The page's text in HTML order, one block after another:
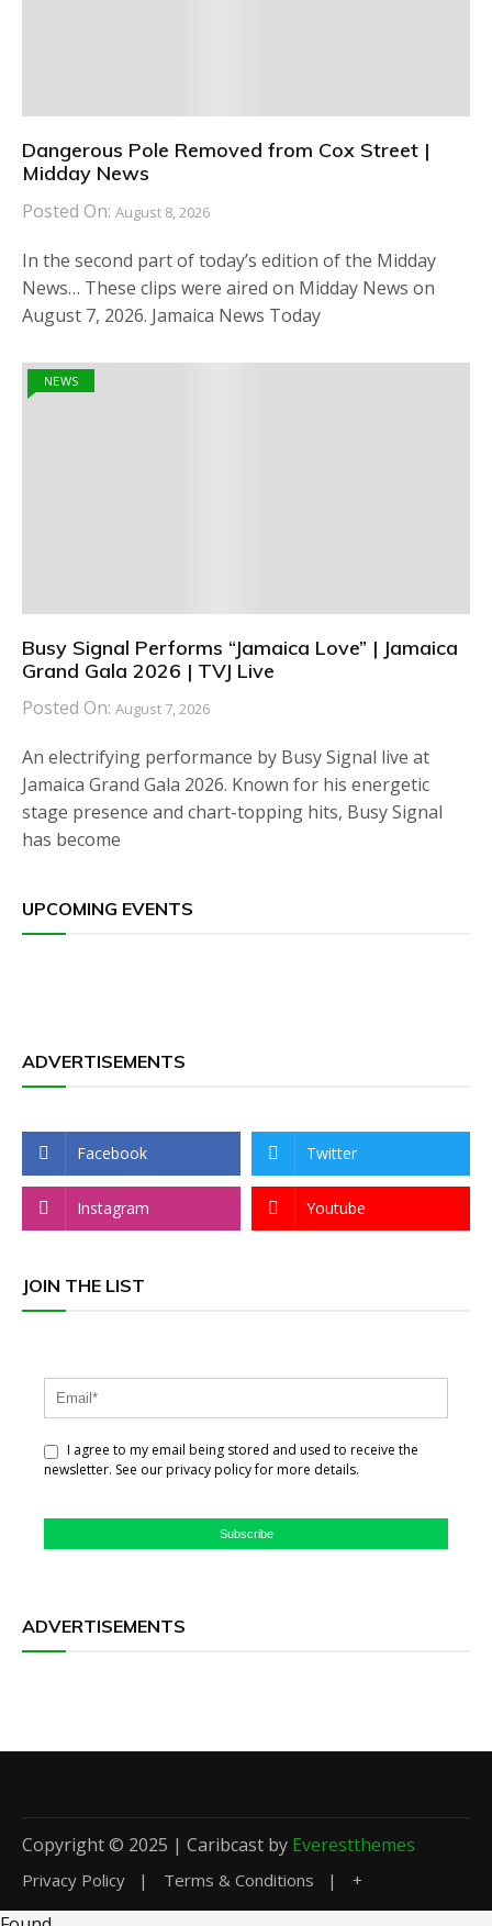
Dangerous Pole Removed from Cox Street |
Midday News
Posted On: August 8, 2026
In the second part of today’s edition of the Midday
News… These clips were aired on Midday News on
August 7, 2026. Jamaica News Today
NEWS
Busy Signal Performs “Jamaica Love” | Jamaica
Grand Gala 2026 | TVJ Live
Posted On: August 7, 2026
An electrifying performance by Busy Signal live at
Jamaica Grand Gala 2026. Known for his energetic
stage presence and chart-topping hits, Busy Signal
has become
UPCOMING EVENTS
ADVERTISEMENTS
Facebook Twitter
Instagram Youtube
JOIN THE LIST
I agree to my email being stored and used to receive the
newsletter. See our privacy policy for more details.
Subscribe
ADVERTISEMENTS
Copyright © 2025 | Caribcast by Everestthemes
Privacy Policy Terms & Conditions +